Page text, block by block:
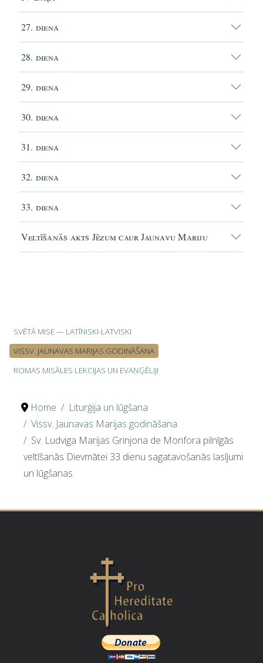
SVĒTĀ MISE — LATĪNISKI-LATVISKI
VISSV. JAUNAVAS MARIJAS GODINĀŠANA
ROMAS MISĀLES LEKCIJAS UN EVAŅĢĒLIJI
27. diena
28. diena
29. diena
30. diena
31. diena
32. diena
33. diena
Veltīšanās akts Jēzum caur Jaunavu Mariju
Home
Liturģija un lūgšana
Vissv. Jaunavas Marijas godināšana
Sv. Ludviga Marijas Grinjona de Monfora pilnīgās
veltīšanās Dievmātei 33 dienu sagatavošanās lasījumi
un lūgšanas